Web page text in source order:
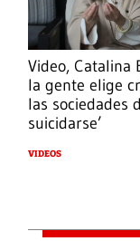
Video, Catalina
la gente elige
las sociedades
suicidarse’
VIDEOS